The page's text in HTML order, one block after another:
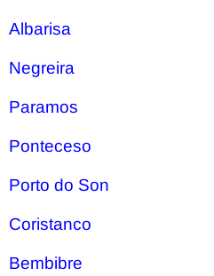
Albarisa
Negreira
Paramos
Ponteceso
Porto do Son
Coristanco
Bembibre